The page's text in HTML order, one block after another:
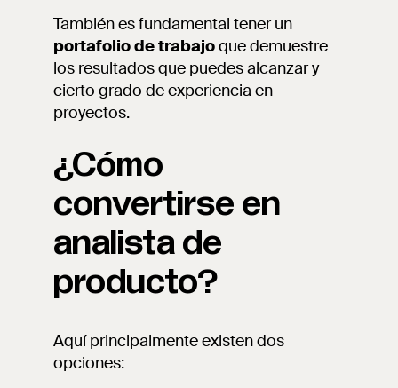
También es fundamental tener un
portafolio de trabajoque demuestre
los resultados que puedes alcanzar y
cierto grado de experiencia en
proyectos.
¿Cómo
convertirse en
analista de
producto?
Aquí principalmente existen dos
opciones: